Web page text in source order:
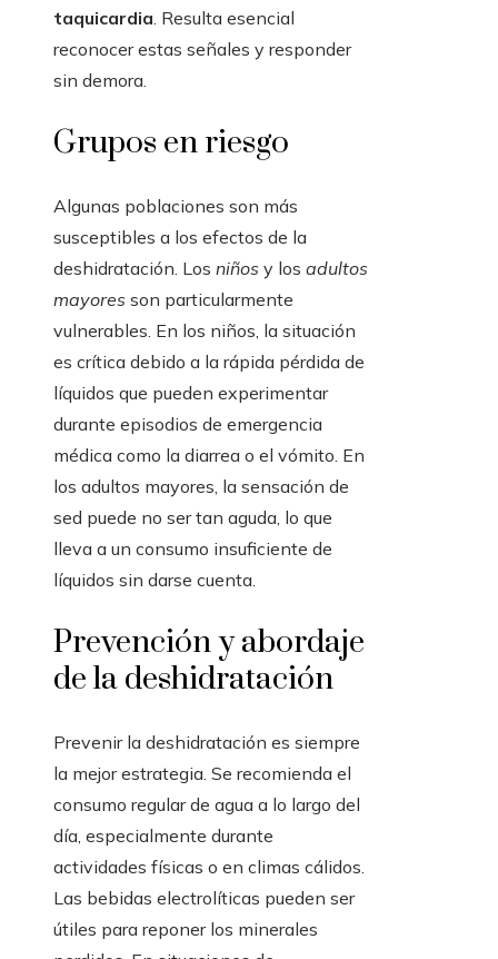
taquicardia. Resulta esencial
reconocer estas señales y responder
sin demora.
Grupos en riesgo
Algunas poblaciones son más
susceptibles a los efectos de la
deshidratación. Los niños y los adultos
mayores son particularmente
vulnerables. En los niños, la situación
es crítica debido a la rápida pérdida de
líquidos que pueden experimentar
durante episodios de emergencia
médica como la diarrea o el vómito. En
los adultos mayores, la sensación de
sed puede no ser tan aguda, lo que
lleva a un consumo insuficiente de
líquidos sin darse cuenta.
Prevención y abordaje
de la deshidratación
Prevenir la deshidratación es siempre
la mejor estrategia. Se recomienda el
consumo regular de agua a lo largo del
día, especialmente durante
actividades físicas o en climas cálidos.
Las bebidas electrolíticas pueden ser
útiles para reponer los minerales